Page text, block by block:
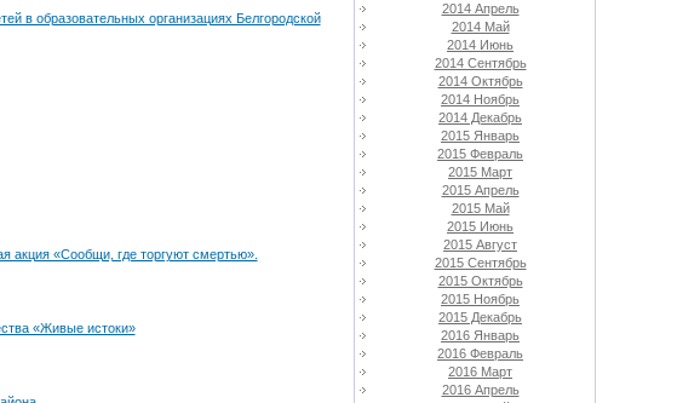
в образовательных организациях Белгородской
акция «Сообщи, где торгуют смертью».
«Живые истоки»
2014 Апрель
2014 Май
2014 Июнь
2014 Сентябрь
2014 Октябрь
2014 Ноябрь
2014 Декабрь
2015 Январь
2015 Февраль
2015 Март
2015 Апрель
2015 Май
2015 Июнь
2015 Август
2015 Сентябрь
2015 Октябрь
2015 Ноябрь
2015 Декабрь
2016 Январь
2016 Февраль
2016 Март
2016 Апрель